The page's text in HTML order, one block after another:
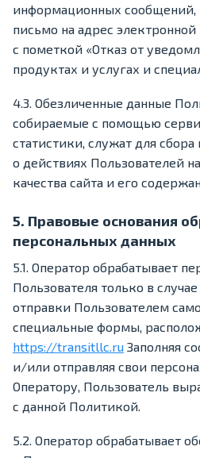
информационных сообщений,
письмо на адрес электронной
с пометкой «Отказ от
продуктах и услугах и
4.3. Обезличенные данные
собираемые с помощью
статистики, служат для
о действиях Пользователей
качества сайта и его
5. Правовые основания
персональных данных
5.1. Оператор обрабатывает
Пользователя только в
отправки Пользователем
специальные формы,
https://transitllc.ru Заполняя
и/или отправляя свои
Оператору, Пользователь
с данной Политикой.
5.2. Оператор обрабатывает